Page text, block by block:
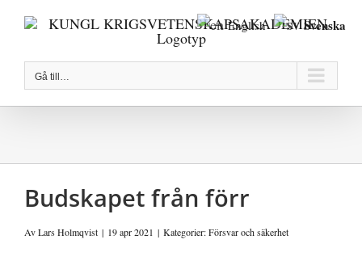
Gå till…
Budskapet från förr
AvLars Holmqvist | 19 apr 2021 | Kategorier:Försvar och säkerhet
English Svenska